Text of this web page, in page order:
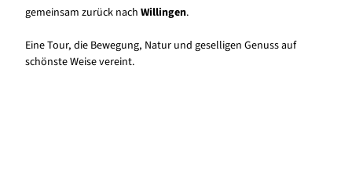
gemeinsam zurück nach Willingen.
Eine Tour, die Bewegung, Natur und geselligen Genuss auf
schönste Weise vereint.